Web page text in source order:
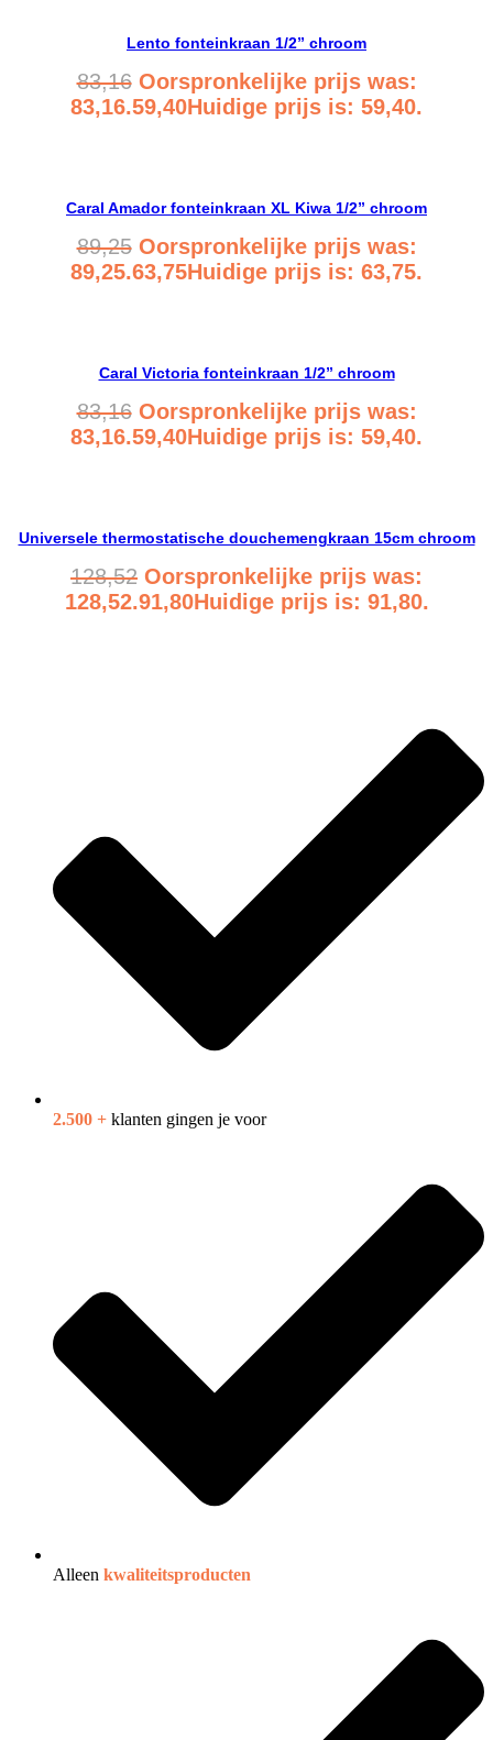
Lento fonteinkraan 1/2” chroom
83,16 Oorspronkelijke prijs was:
83,16.59,40Huidige prijs is: 59,40.
Caral Amador fonteinkraan XL Kiwa 1/2” chroom
89,25 Oorspronkelijke prijs was:
89,25.63,75Huidige prijs is: 63,75.
Caral Victoria fonteinkraan 1/2” chroom
83,16 Oorspronkelijke prijs was:
83,16.59,40Huidige prijs is: 59,40.
Universele thermostatische douchemengkraan 15cm chroom
128,52 Oorspronkelijke prijs was:
128,52.91,80Huidige prijs is: 91,80.
2.500 + klanten gingen je voor
Alleen kwaliteitsproducten